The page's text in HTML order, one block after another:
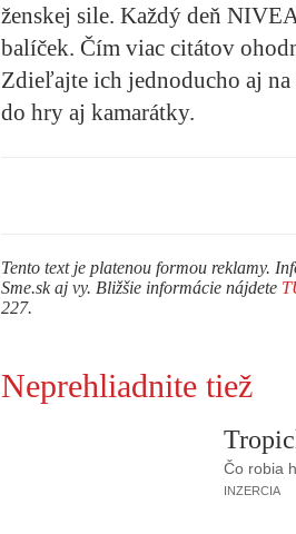
ženskej sile. Každý deň
balíček. Čím viac citátov
Zdieľajte ich jednoducho aj
do hry aj kamarátky.
Tento text je platenou formou reklamy.
Sme.sk aj vy. Bližšie informácie nájdete
227.
Neprehliadnite tiež
Čo robia
INZERCIA